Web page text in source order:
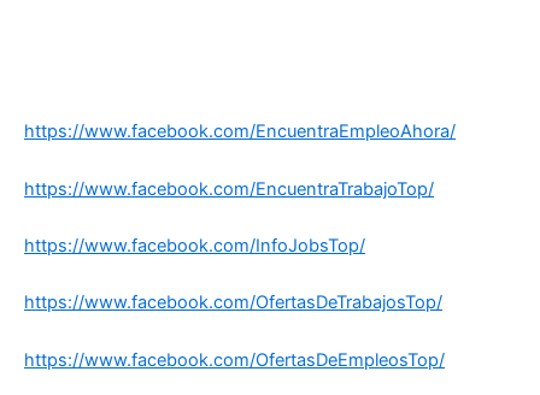
https://www.facebook.com/EncuentraEmpleoAhora/
https://www.facebook.com/EncuentraTrabajoTop/
https://www.facebook.com/InfoJobsTop/
https://www.facebook.com/OfertasDeTrabajosTop/
https://www.facebook.com/OfertasDeEmpleosTop/